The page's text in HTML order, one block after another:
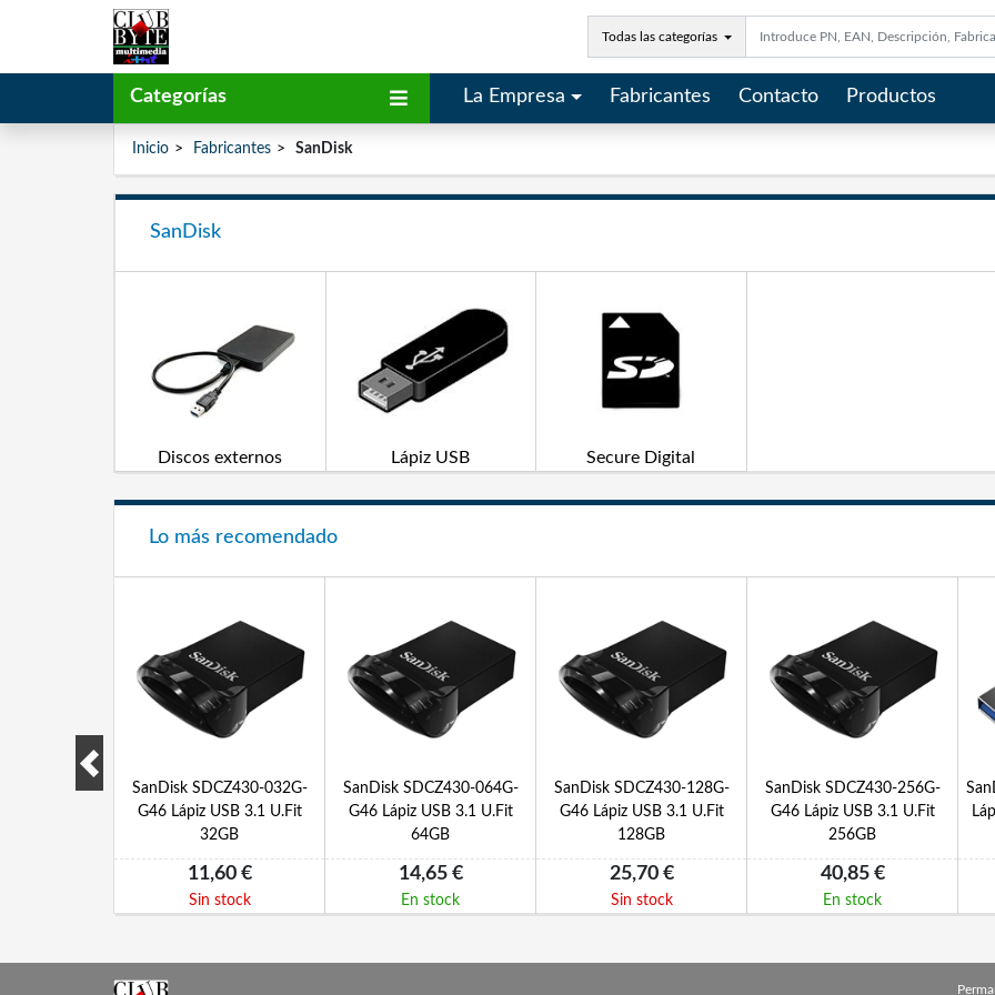
Todas las categorías
Categorías La Empresa Fabricantes Contacto Productos
Inicio Fabricantes SanDisk
SanDisk
Discos externos Lápiz USB Secure Digital
Lo más recomendado
128G-
SanDisk SDCZ430-032G-
G46 Lápiz USB 3.1 U.Fit
32GB
11,60 €
Sin stock
SanDisk SDCZ430-064G-
G46 Lápiz USB 3.1 U.Fit
64GB
14,65 €
En stock
SanDisk SDCZ430-128G-
G46 Lápiz USB 3.1 U.Fit
128GB
25,70 €
Sin stock
SanDisk SDCZ430-256G-
G46 Lápiz USB 3.1 U.Fit
256GB
40,85 €
En stock